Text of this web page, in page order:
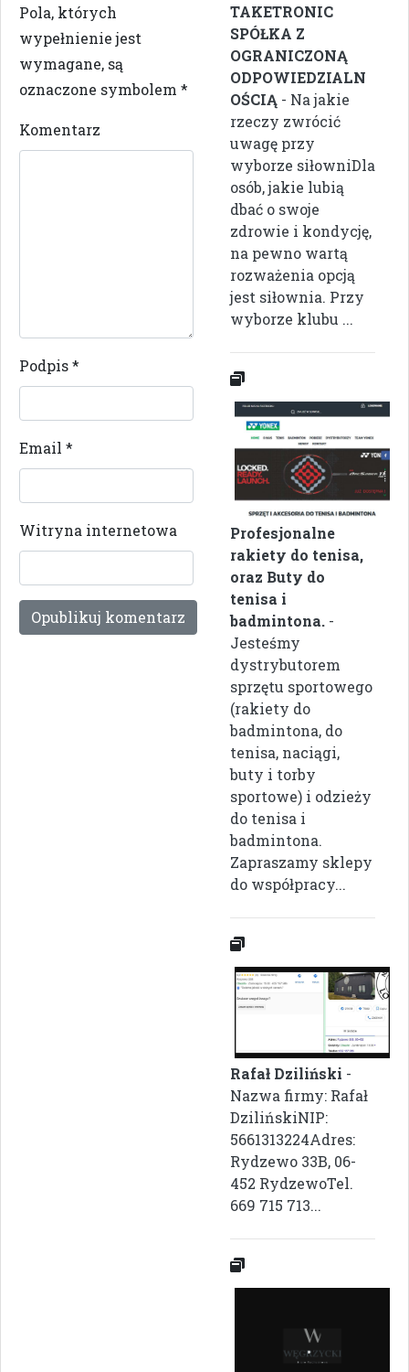
Pola, których
wypełnienie jest
wymagane, są
oznaczone symbolem *
Komentarz
Podpis*
Email *
Witryna internetowa
TAKETRONIC
SPÓŁKA Z
OGRANICZONĄ
ODPOWIEDZIALN
OŚCIĄ - Na jakie
rzeczy zwrócić
uwagę przy
wyborze siłowniDla
osób, jakie lubią
dbać o swoje
zdrowie i kondycję,
na pewno wartą
rozważenia opcją
jest siłownia. Przy
wyborze klubu ...
Profesjonalne
rakiety do tenisa,
oraz Buty do
tenisa i
badmintona. -
Jesteśmy
dystrybutorem
sprzętu sportowego
(rakiety do
badmintona, do
tenisa, naciągi,
buty i torby
sportowe) i odzieży
do tenisa i
badmintona.
Zapraszamy sklepy
do współpracy...
Rafał Dziliński -
Nazwa firmy: Rafał
DzilińskiNIP:
5661313224Adres:
Rydzewo 33B, 06-
452 RydzewoTel.
669 715 713...